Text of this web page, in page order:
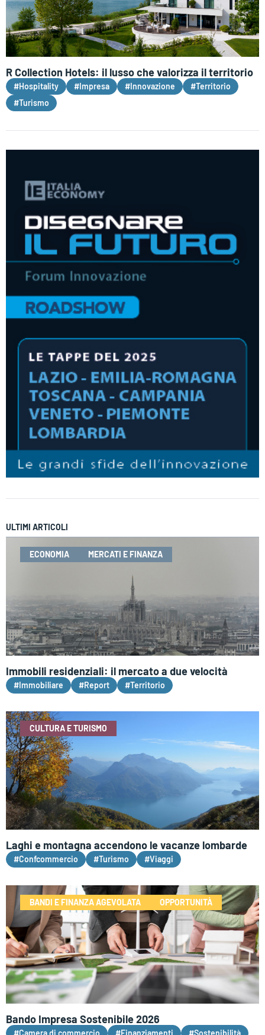
R Collection Hotels: il lusso che valorizza il territorio
#Hospitality #Impresa #Innovazione
#Territorio
#Turismo
ULTIMI ARTICOLI
ECONOMIA MERCATI E FINANZA
Immobili residenziali: il mercato a due velocità
#Immobiliare #Report #Territorio
CULTURA E TURISMO
Laghi e montagna accendono le vacanze lombarde
#Confcommercio #Turismo #Viaggi
BANDI E FINANZA AGEVOLATA OPPORTUNITÀ
Bando Impresa Sostenibile 2026
#Camera di commercio #Finanziamenti #Sostenibilità